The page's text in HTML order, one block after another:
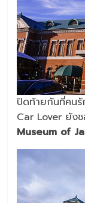
ปิดท้ายกันที่คนรั
Car Lover ยัง
Museum of